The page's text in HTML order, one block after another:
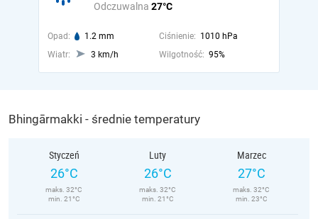
Odczuwalna 27°C
Opad: 1.2 mm Ciśnienie: 1010 hPa
Wiatr:
3 km/h Wilgotność: 95%
Bhingārmakki - średnie temperatury
Styczeń
26°C
maks. 32°C
min. 21°C
Luty
26°C
maks. 32°C
min. 21°C
Marzec
27°C
maks. 32°C
min. 23°C